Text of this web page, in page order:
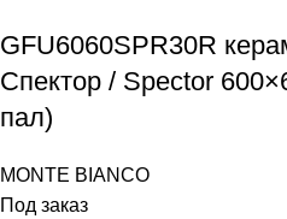
GFU6060SPR30R
Спектор / Spector
пал)
MONTE BIANCO
Под заказ